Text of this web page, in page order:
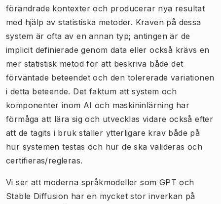
förändrade kontexter och producerar nya resultat
med hjälp av statistiska metoder. Kraven på dessa
system är ofta av en annan typ; antingen är de
implicit definierade genom data eller också krävs en
mer statistisk metod för att beskriva både det
förväntade beteendet och den tolererade variationen
i detta beteende. Det faktum att system och
komponenter inom AI och maskininlärning har
förmåga att lära sig och utvecklas vidare också efter
att de tagits i bruk ställer ytterligare krav både på
hur systemen testas och hur de ska valideras och
certifieras/regleras.
Vi ser att moderna språkmodeller som GPT och
Stable Diffusion har en mycket stor inverkan på